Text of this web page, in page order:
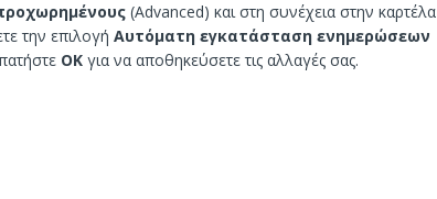
(Advanced) και στη συνέχεια στην καρτέλα
την επιλογή Αυτόματη εγκατάσταση ενημερώσεων
ΟΚ για να αποθηκεύσετε τις αλλαγές σας.